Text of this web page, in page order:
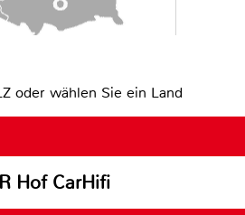
oder wählen Sie ein Land
Hof CarHifi